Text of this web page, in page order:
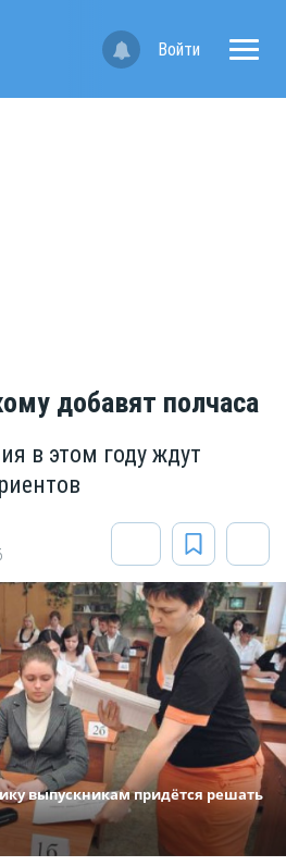
Войти
добавят полчаса
в этом году ждут
выпускникам придётся решать